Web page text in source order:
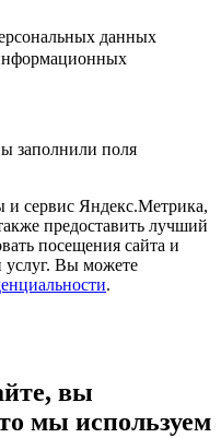
данных
заполнили поля
и сервис Яндекс.Метрика,
предоставить лучший
посещения сайта и
услуг. Вы можете
.
вы
мы используем